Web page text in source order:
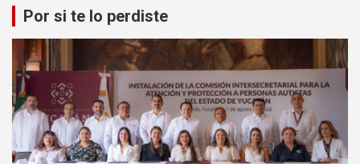
Por si te lo perdiste